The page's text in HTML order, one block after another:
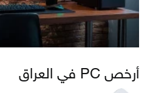
أرخص PC في العراق